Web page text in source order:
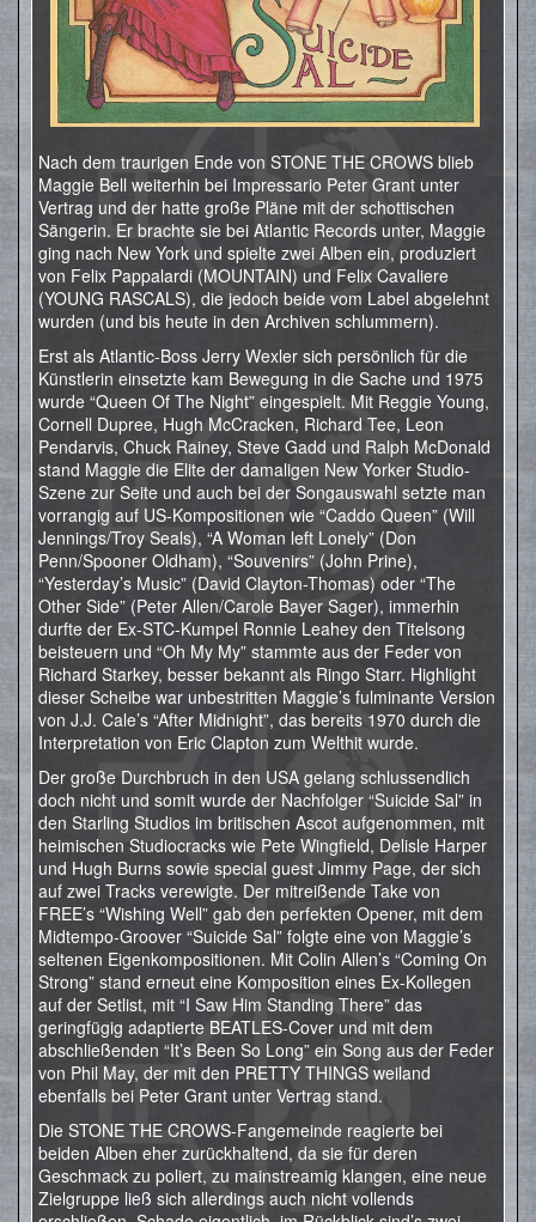
Nach dem traurigen Ende von STONE THE CROWS blieb
Maggie Bell weiterhin bei Impressario Peter Grant unter
Vertrag und der hatte große Pläne mit der schottischen
Sängerin. Er brachte sie bei Atlantic Records unter, Maggie
ging nach New York und spielte zwei Alben ein, produziert
von Felix Pappalardi (MOUNTAIN) und Felix Cavaliere
(YOUNG RASCALS), die jedoch beide vom Label abgelehnt
wurden (und bis heute in den Archiven schlummern).
Erst als Atlantic-Boss Jerry Wexler sich persönlich für die
Künstlerin einsetzte kam Bewegung in die Sache und 1975
wurde “Queen Of The Night” eingespielt. Mit Reggie Young,
Cornell Dupree, Hugh McCracken, Richard Tee, Leon
Pendarvis, Chuck Rainey, Steve Gadd und Ralph McDonald
stand Maggie die Elite der damaligen New Yorker Studio-
Szene zur Seite und auch bei der Songauswahl setzte man
vorrangig auf US-Kompositionen wie “Caddo Queen” (Will
Jennings/Troy Seals), “A Woman left Lonely” (Don
Penn/Spooner Oldham), “Souvenirs” (John Prine),
“Yesterday’s Music” (David Clayton-Thomas) oder “The
Other Side” (Peter Allen/Carole Bayer Sager), immerhin
durfte der Ex-STC-Kumpel Ronnie Leahey den Titelsong
beisteuern und “Oh My My” stammte aus der Feder von
Richard Starkey, besser bekannt als Ringo Starr. Highlight
dieser Scheibe war unbestritten Maggie’s fulminante Version
von J.J. Cale’s “After Midnight”, das bereits 1970 durch die
Interpretation von Eric Clapton zum Welthit wurde.
Der große Durchbruch in den USA gelang schlussendlich
doch nicht und somit wurde der Nachfolger “Suicide Sal” in
den Starling Studios im britischen Ascot aufgenommen, mit
heimischen Studiocracks wie Pete Wingfield, Delisle Harper
und Hugh Burns sowie special guest Jimmy Page, der sich
auf zwei Tracks verewigte. Der mitreißende Take von
FREE’s “Wishing Well” gab den perfekten Opener, mit dem
Midtempo-Groover “Suicide Sal” folgte eine von Maggie’s
seltenen Eigenkompositionen. Mit Colin Allen’s “Coming On
Strong” stand erneut eine Komposition eines Ex-Kollegen
auf der Setlist, mit “I Saw Him Standing There” das
geringfügig adaptierte BEATLES-Cover und mit dem
abschließenden “It’s Been So Long” ein Song aus der Feder
von Phil May, der mit den PRETTY THINGS weiland
ebenfalls bei Peter Grant unter Vertrag stand.
Die STONE THE CROWS-Fangemeinde reagierte bei
beiden Alben eher zurückhaltend, da sie für deren
Geschmack zu poliert, zu mainstreamig klangen, eine neue
Zielgruppe ließ sich allerdings auch nicht vollends